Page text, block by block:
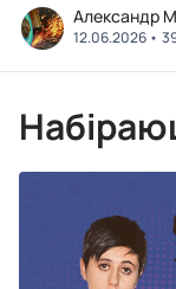
Александр
12.06.2026